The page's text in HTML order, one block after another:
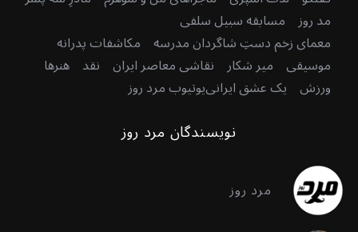
مد روز مسابقه سبیل سلفی
معمای زخم دستِ شاگردان مدرسه مکاشفات پدرانه
موسیقی میر شکار نقاشی معاصر ایران نقد هنرها
ورزش یک عشق ایرانییوتیوب مرد روز
نویسندگان مرد روز
مرد روز